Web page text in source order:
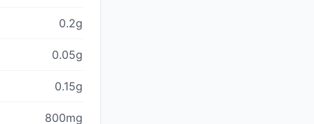
0.2g
0.05g
0.15g
800mg